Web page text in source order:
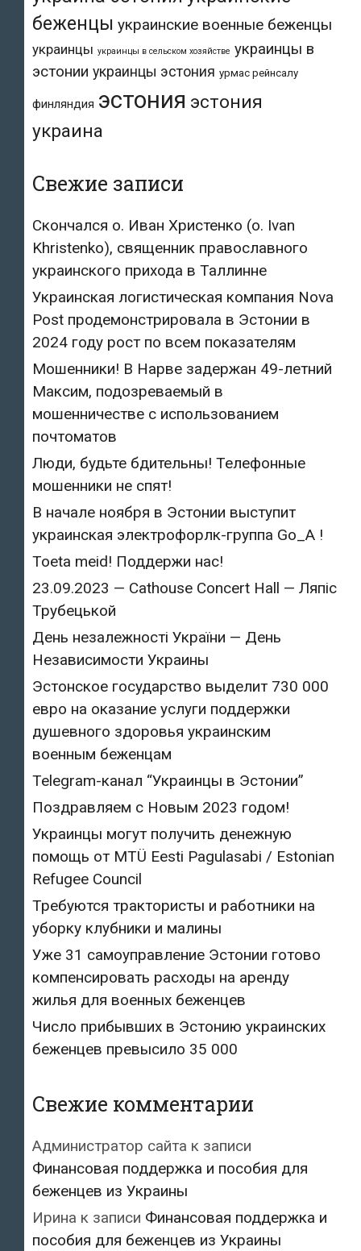
беженцы украинские военные беженцы
украинцы украинцы в сельском хозяйстве украинцы в
эстонии украинцы эстония урмас рейнсалу
финляндия эстония эстония
украина
Свежие записи
Скончался о. Иван Христенко (о. Ivan
Khristenko), священник православного
украинского прихода в Таллинне
Украинская логистическая компания Nova
Post продемонстрировала в Эстонии в
2024 году рост по всем показателям
Мошенники! В Нарве задержан 49-летний
Максим, подозреваемый в
мошенничестве с использованием
почтоматов
Люди, будьте бдительны! Телефонные
мошенники не спят!
В начале ноября в Эстонии выступит
украинская электрофорлк-группа Go_A !
Toeta meid! Поддержи нас!
23.09.2023 — Cathouse Concert Hall — Ляпіс
Трубецькой
День незалежності України — День
Независимости Украины
Эстонское государство выделит 730 000
евро на оказание услуги поддержки
душевного здоровья украинским
военным беженцам
Telegram-канал “Украинцы в Эстонии”
Поздравляем с Новым 2023 годом!
Украинцы могут получить денежную
помощь от MTÜ Eesti Pagulasabi / Estonian
Refugee Council
Требуются трактористы и работники на
уборку клубники и малины
Уже 31 самоуправление Эстонии готово
компенсировать расходы на аренду
жилья для военных беженцев
Число прибывших в Эстонию украинских
беженцев превысило 35 000
Свежие комментарии
Администратор сайта к записи
Финансовая поддержка и пособия для
беженцев из Украины
Ирина к записи Финансовая поддержка и
пособия для беженцев из Украины